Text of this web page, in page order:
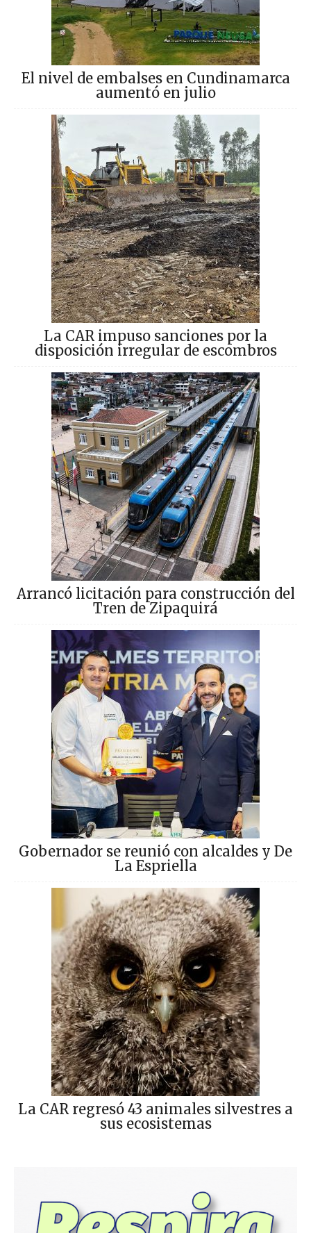
El nivel de embalses en Cundinamarca
aumentó en julio
La CAR impuso sanciones por la
disposición irregular de escombros
Arrancó licitación para construcción del
Tren de Zipaquirá
Gobernador se reunió con alcaldes y De
La Espriella
La CAR regresó 43 animales silvestres a
sus ecosistemas